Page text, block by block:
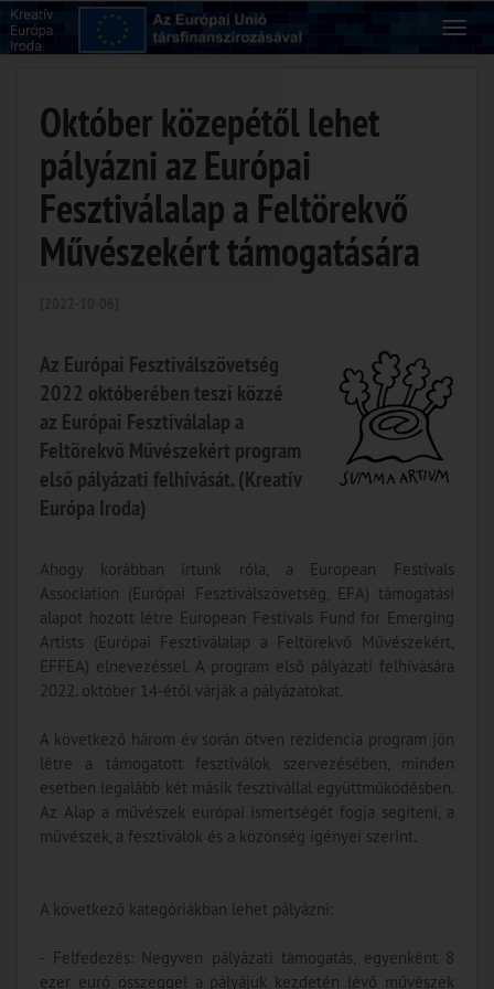
Október közepétől lehet
pályázni az Európai
Fesztiválalap a Feltörekvő
Művészekért támogatására
Az Európai Fesztiválszövetség
2022 októberében teszi közzé
az Európai Fesztiválalap a
Feltörekvő Művészekért program
első pályázati felhívását. (Kreatív
Európa Iroda)
Ahogy korábban írtunk róla, a European Festivals
Association (Európai Fesztiválszövetség, EFA) támogatási
alapot hozott létre European Festivals Fund for Emerging
Artists (Európai Fesztiválalap a Feltörekvő Művészekért,
EFFEA) elnevezéssel. A program első pályázati felhívására
2022. október 14-étől várják a pályázatokat.
A következő három év során ötven rezidencia program jön
létre a támogatott fesztiválok szervezésében, minden
esetben legalább két másik fesztivállal együttműködésben.
Az Alap a művészek európai ismertségét fogja segíteni, a
művészek, a fesztiválok és a közönség igényei szerint.
A következő kategóriákban lehet pályázni:
- Felfedezés: Negyven pályázati támogatás, egyenként 8
ezer euró összeggel a pályájuk kezdetén lévő művészek